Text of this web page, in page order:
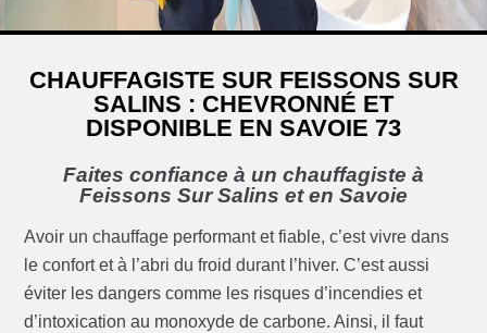
CHAUFFAGISTE SUR FEISSONS SUR
SALINS : CHEVRONNÉ ET
DISPONIBLE EN SAVOIE 73
Faites confiance à un chauffagiste à
Feissons Sur Salins et en Savoie
Avoir un chauffage performant et fiable, c’est vivre dans
le confort et à l’abri du froid durant l’hiver. C’est aussi
éviter les dangers comme les risques d’incendies et
d’intoxication au monoxyde de carbone. Ainsi, il faut